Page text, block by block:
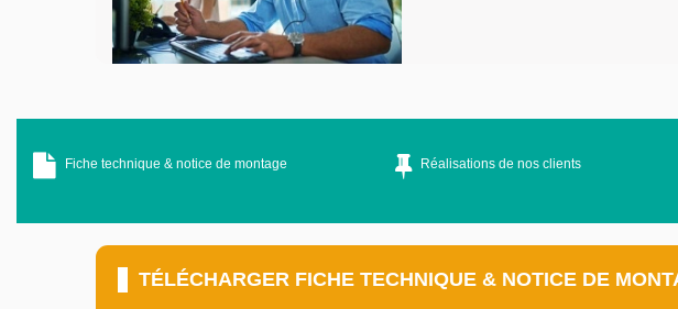
Fiche technique & notice de montage Réalisations de nos clients
TÉLÉCHARGER FICHE TECHNIQUE & NOTICE DE